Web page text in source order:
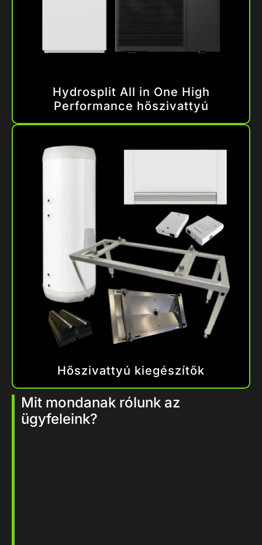
Hydrosplit All in One High
Performance hőszivattyú
Hőszivattyú kiegészítők
Mit mondanak rólunk az
ügyfeleink?